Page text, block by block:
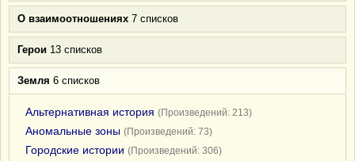
О взаимоотношениях 7 списков
Герои 13 списков
Земля 6 списков
Альтернативная история (Произведений: 213)
Аномальные зоны (Произведений: 73)
Городские истории (Произведений: 306)